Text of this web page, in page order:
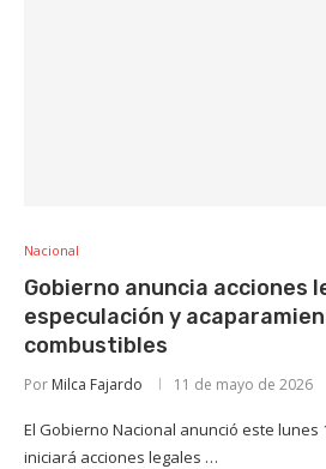
Nacional
Gobierno anuncia acciones
especulación y
combustibles
Por Milca Fajardo 11 de mayo de 2026
El Gobierno Nacional anunció este lunes
iniciará acciones legales …